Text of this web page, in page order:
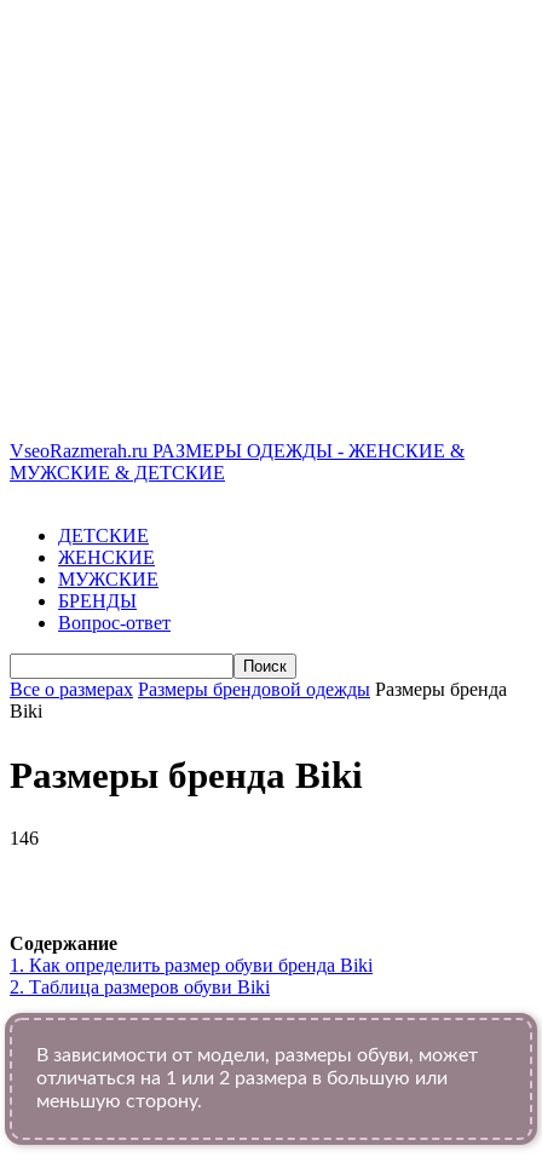
VseoRazmerah.ru РАЗМЕРЫ ОДЕЖДЫ - ЖЕНСКИЕ &
МУЖСКИЕ & ДЕТСКИЕ
ДЕТСКИЕ
ЖЕНСКИЕ
МУЖСКИЕ
БРЕНДЫ
Вопрос-ответ
Все о размерах Размеры брендовой одежды Размеры бренда
Biki
Размеры бренда Biki
146
Содержание
1. Как определить размер обуви брендa Biki
2. Таблица размеров обуви Biki
В зависимости от модели, размеры обуви, может
отличаться на 1 или 2 размера в большую или
меньшую сторону.